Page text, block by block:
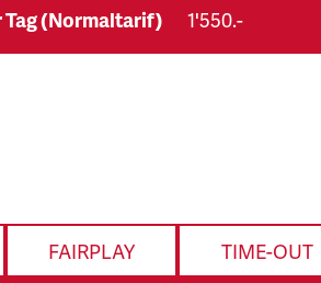
Tag (Normaltarif) 1'550.-
FAIRPLAY TIME-OUT